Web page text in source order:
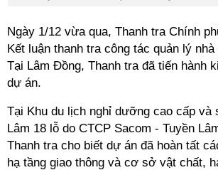
Ngày 1/12 vừa qua, Thanh tra Chính
Kết luận thanh tra công tác quản lý
Tại Lâm Đồng, Thanh tra đã tiến hành
dự án.
Tại Khu du lịch nghỉ dưỡng cao cấp và
Lâm 18 lỗ do CTCP Sacom - Tuyền
Thanh tra cho biết dự án đã hoàn tất
hạ tầng giao thông và cơ sở vật chất,